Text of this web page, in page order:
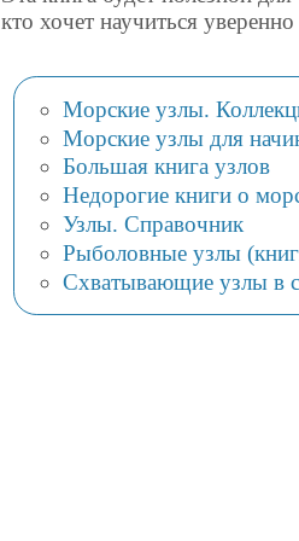
кто хочет научиться
Морские узлы.
Морские узлы для
Большая книга узлов
Недорогие книги о
Узлы. Справочник
Рыболовные узлы
Схватывающие узлы в